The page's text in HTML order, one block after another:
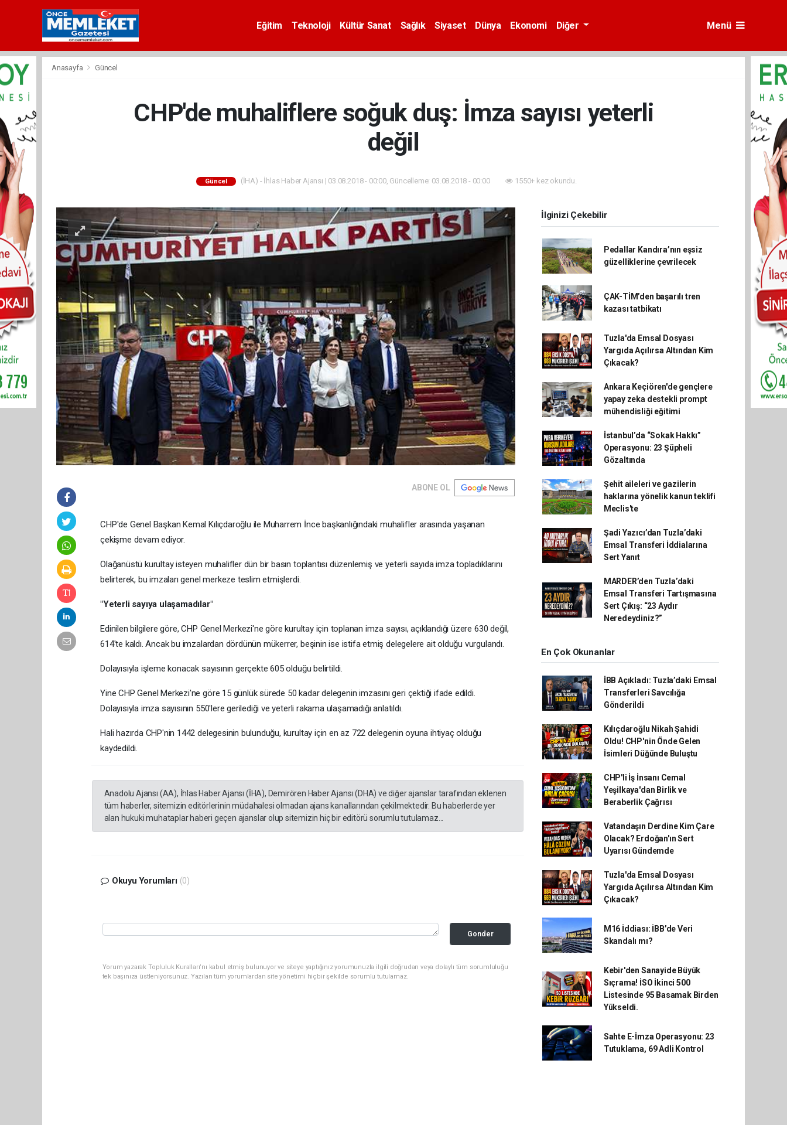
Eğitim Teknoloji Kültür Sanat Sağlık Siyaset Dünya Ekonomi Diğer Menü
Anasayfa Güncel
CHP'de muhaliflere soğuk duş: İmza sayısı yeterli
değil
Güncel (İHA) - İhlas Haber Ajansı | 03.08.2018 - 00:00, Güncelleme: 03.08.2018 - 00:00 1550+ kez okundu.
ABONE OL
CHP'de Genel Başkan Kemal Kılıçdaroğlu ile Muharrem İnce başkanlığındaki muhalifler arasında yaşanan
çekişme devam ediyor.
Olağanüstü kurultay isteyen muhalifler dün bir basın toplantısı düzenlemiş ve yeterli sayıda imza topladıklarını
belirterek, bu imzaları genel merkeze teslim etmişlerdi.
"Yeterli sayıya ulaşamadılar"
Edinilen bilgilere göre, CHP Genel Merkezi'ne göre kurultay için toplanan imza sayısı, açıklandığı üzere 630 değil,
614'te kaldı. Ancak bu imzalardan dördünün mükerrer, beşinin ise istifa etmiş delegelere ait olduğu vurgulandı.
Dolayısıyla işleme konacak sayısının gerçekte 605 olduğu belirtildi.
Yine CHP Genel Merkezi'ne göre 15 günlük sürede 50 kadar delegenin imzasını geri çektiği ifade edildi.
Dolayısıyla imza sayısının 550'lere gerilediği ve yeterli rakama ulaşamadığı anlatıldı.
Hali hazırda CHP'nin 1442 delegesinin bulunduğu, kurultay için en az 722 delegenin oyuna ihtiyaç olduğu
kaydedildi.
Anadolu Ajansı (AA), İhlas Haber Ajansı (İHA), Demirören Haber Ajansı (DHA) ve diğer ajanslar tarafından eklenen
tüm haberler, sitemizin editörlerinin müdahalesi olmadan ajans kanallarından çekilmektedir. Bu haberlerde yer
alan hukuki muhataplar haberi geçen ajanslar olup sitemizin hiç bir editörü sorumlu tutulamaz...
Okuyu Yorumları (0)
Gonder
Yorum yazarak Topluluk Kuralları’nı kabul etmiş bulunuyor ve siteye yaptığınız yorumunuzla ilgili doğrudan veya dolaylı tüm sorumluluğu
tek başınıza üstleniyorsunuz. Yazılan tüm yorumlardan site yönetimi hiçbir şekilde sorumlu tutulamaz.
İlginizi Çekebilir
Pedallar Kandıra’nın eşsiz
güzelliklerine çevrilecek
ÇAK-TİM’den başarılı tren
kazası tatbikatı
Tuzla'da Emsal Dosyası
Yargıda Açılırsa Altından Kim
Çıkacak?
Ankara Keçiören'de gençlere
yapay zeka destekli prompt
mühendisliği eğitimi
İstanbul’da “Sokak Hakkı”
Operasyonu: 23 Şüpheli
Gözaltında
Şehit aileleri ve gazilerin
haklarına yönelik kanun teklifi
Meclis'te
Şadi Yazıcı’dan Tuzla’daki
Emsal Transferi İddialarına
Sert Yanıt
MARDER’den Tuzla’daki
Emsal Transferi Tartışmasına
Sert Çıkış: “23 Aydır
Neredeydiniz?”
En Çok Okunanlar
İBB Açıkladı: Tuzla’daki Emsal
Transferleri Savcılığa
Gönderildi
Kılıçdaroğlu Nikah Şahidi
Oldu! CHP'nin Önde Gelen
İsimleri Düğünde Buluştu
CHP'li İş İnsanı Cemal
Yeşilkaya'dan Birlik ve
Beraberlik Çağrısı
Vatandaşın Derdine Kim Çare
Olacak? Erdoğan'ın Sert
Uyarısı Gündemde
Tuzla'da Emsal Dosyası
Yargıda Açılırsa Altından Kim
Çıkacak?
M16 İddiası: İBB’de Veri
Skandalı mı?
Kebir'den Sanayide Büyük
Sıçrama! İSO İkinci 500
Listesinde 95 Basamak Birden
Yükseldi.
Sahte E-İmza Operasyonu: 23
Tutuklama, 69 Adli Kontrol